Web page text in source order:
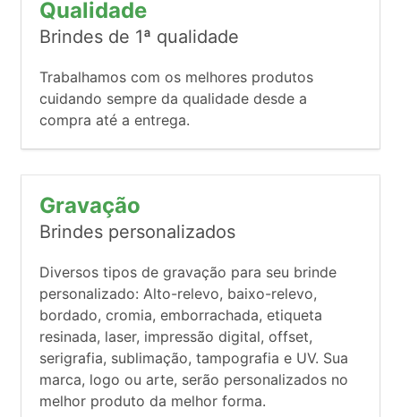
Qualidade
Brindes de 1ª qualidade
Trabalhamos com os melhores produtos
cuidando sempre da qualidade desde a
compra até a entrega.
Gravação
Brindes personalizados
Diversos tipos de gravação para seu brinde
personalizado: Alto-relevo, baixo-relevo,
bordado, cromia, emborrachada, etiqueta
resinada, laser, impressão digital, offset,
serigrafia, sublimação, tampografia e UV. Sua
marca, logo ou arte, serão personalizados no
melhor produto da melhor forma.